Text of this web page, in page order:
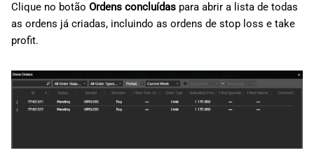
Clique no botão Ordens concluídas para abrir a lista de todas
as ordens já criadas, incluindo as ordens de stop loss e take
profit.